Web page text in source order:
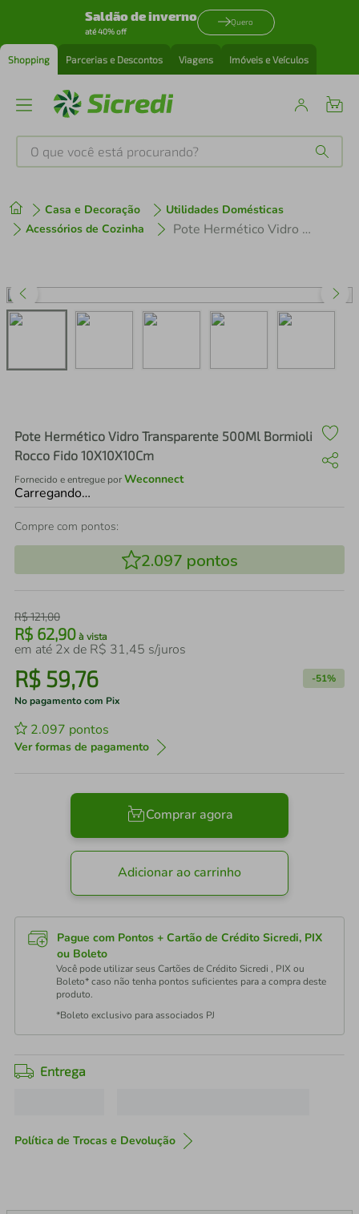
Saldão de inverno
até 40% off
Quero
Shopping Parcerias e Descontos Viagens Imóveis e Veículos
O que você está procurando?
Casa e Decoração
Utilidades Domésticas
Acessórios de Cozinha
Pote Hermético Vidro Transparente 500Ml Bormioli Rocco Fido 10X10X10Cm
Pote Hermético Vidro Transparente 500Ml Bormioli
Rocco Fido 10X10X10Cm
Fornecido e entregue porWeconnect
Carregando…
Compre com pontos:
2.097 pontos
R$121,00
R$ 62,90 à vista
em até 2x de R$ 31,45 s/juros
R$ 59,76 -51%
No pagamento com Pix
2.097 pontos
Ver formas de pagamento
Comprar agora
Adicionar ao carrinho
Pague com Pontos + Cartão de Crédito Sicredi, PIX
ou Boleto
Você pode utilizar seus Cartões de Crédito Sicredi , PIX ou
Boleto* caso não tenha pontos suficientes para a compra deste
produto.
*Boleto exclusivo para associados PJ
Entrega
Política de Trocas e Devolução
1º tenis
3º perfume